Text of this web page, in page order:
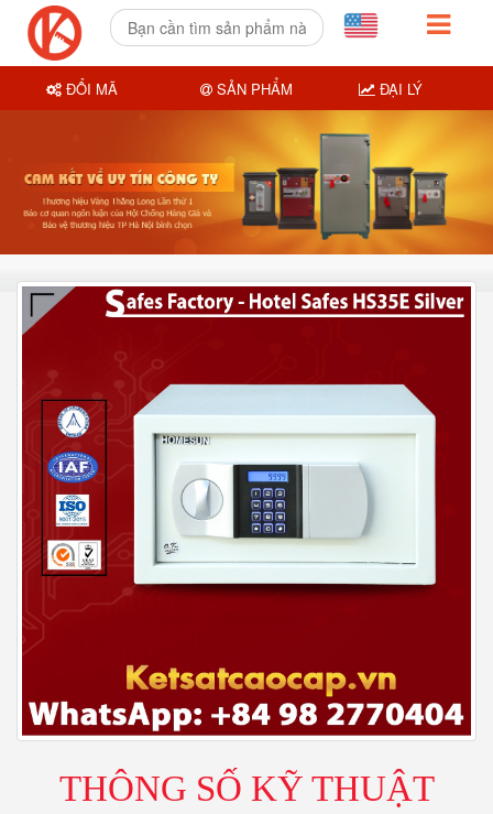
THÔNG SỐ KỸ THUẬT
ĐỔI MÃ SẢN PHẨM ĐẠI LÝ